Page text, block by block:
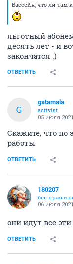
Бассейн, что ли там
льготный
десять лет - и
закончатся .)
ОТВЕТИТЬ
G
gatamala
activist
05 июля 2021
Скажите, что по
работы
ОТВЕТИТЬ
180207
бес
06 июля 2021
они идут все
ОТВЕТИТЬ